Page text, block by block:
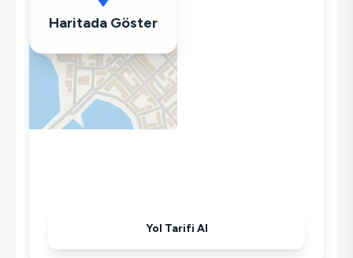
Kettle
Havuz-Bahçe Bakımı
Haritada Göster
Yol Tarifi Al